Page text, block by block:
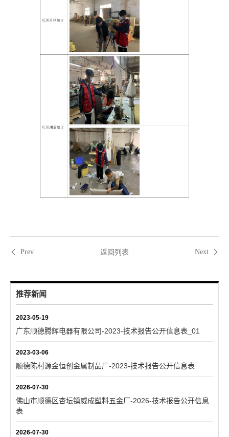
Prev 返回列表 Next
推荐新闻
2023-05-19
广东顺德腾辉电器有限公司-2023-技术报告公开信息表_01
2023-03-06
顺德陈村源金恒创金属制品厂-2023-技术报告公开信息表
2026-07-30
佛山市顺德区杏坛镇威成塑料五金厂-2026-技术报告公开信息
表
2026-07-30